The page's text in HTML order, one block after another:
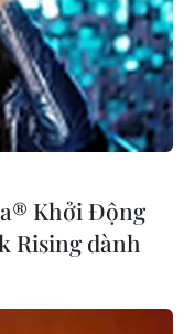
sản xuất động cơ.
Khởi Động
Rising dành